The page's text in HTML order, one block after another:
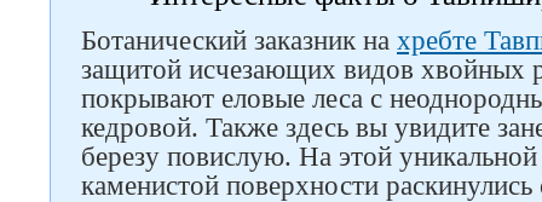
Ботанический заказник на хребте
защитой исчезающих видов хвойных
покрывают еловые леса с
кедровой. Также здесь вы увидите
березу повислую. На этой
каменистой поверхности
Следите за нами в соцсетях